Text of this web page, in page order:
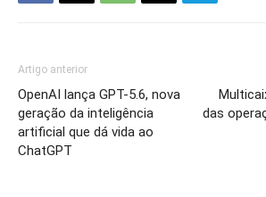
Artigo anterior
OpenAI lança GPT-5.6, nova
geração da inteligência
artificial que dá vida ao
ChatGPT
das